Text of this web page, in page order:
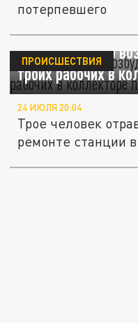
потерпевшего
Уголовное дело
троих рабочих в
ПРОИСШЕСТВИЯ
24 ИЮЛЯ 20:04
Трое человек
ремонте станции